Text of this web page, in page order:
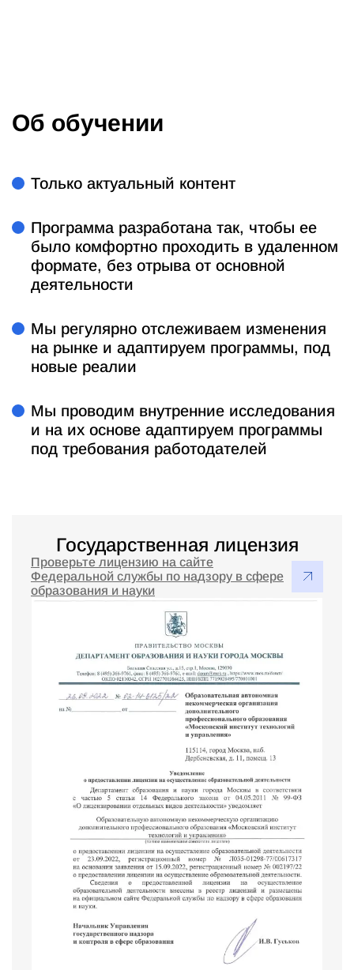
Об обучении
Только актуальный контент
Программа разработана так, чтобы ее
было комфортно проходить в удаленном
формате, без отрыва от основной
деятельности
Мы регулярно отслеживаем изменения
на рынке и адаптируем программы, под
новые реалии
Мы проводим внутренние исследования
и на их основе адаптируем программы
под требования работодателей
Государственная лицензия
Проверьте лицензию на сайте
Федеральной службы по надзору в сфере
образования и науки